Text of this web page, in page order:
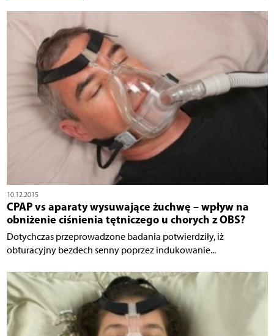
10.12.2015
CPAP vs aparaty wysuwające żuchwę – wpływ na
obniżenie ciśnienia tętniczego u chorych z OBS?
Dotychczas przeprowadzone badania potwierdziły, iż
obturacyjny bezdech senny poprzez indukowanie...